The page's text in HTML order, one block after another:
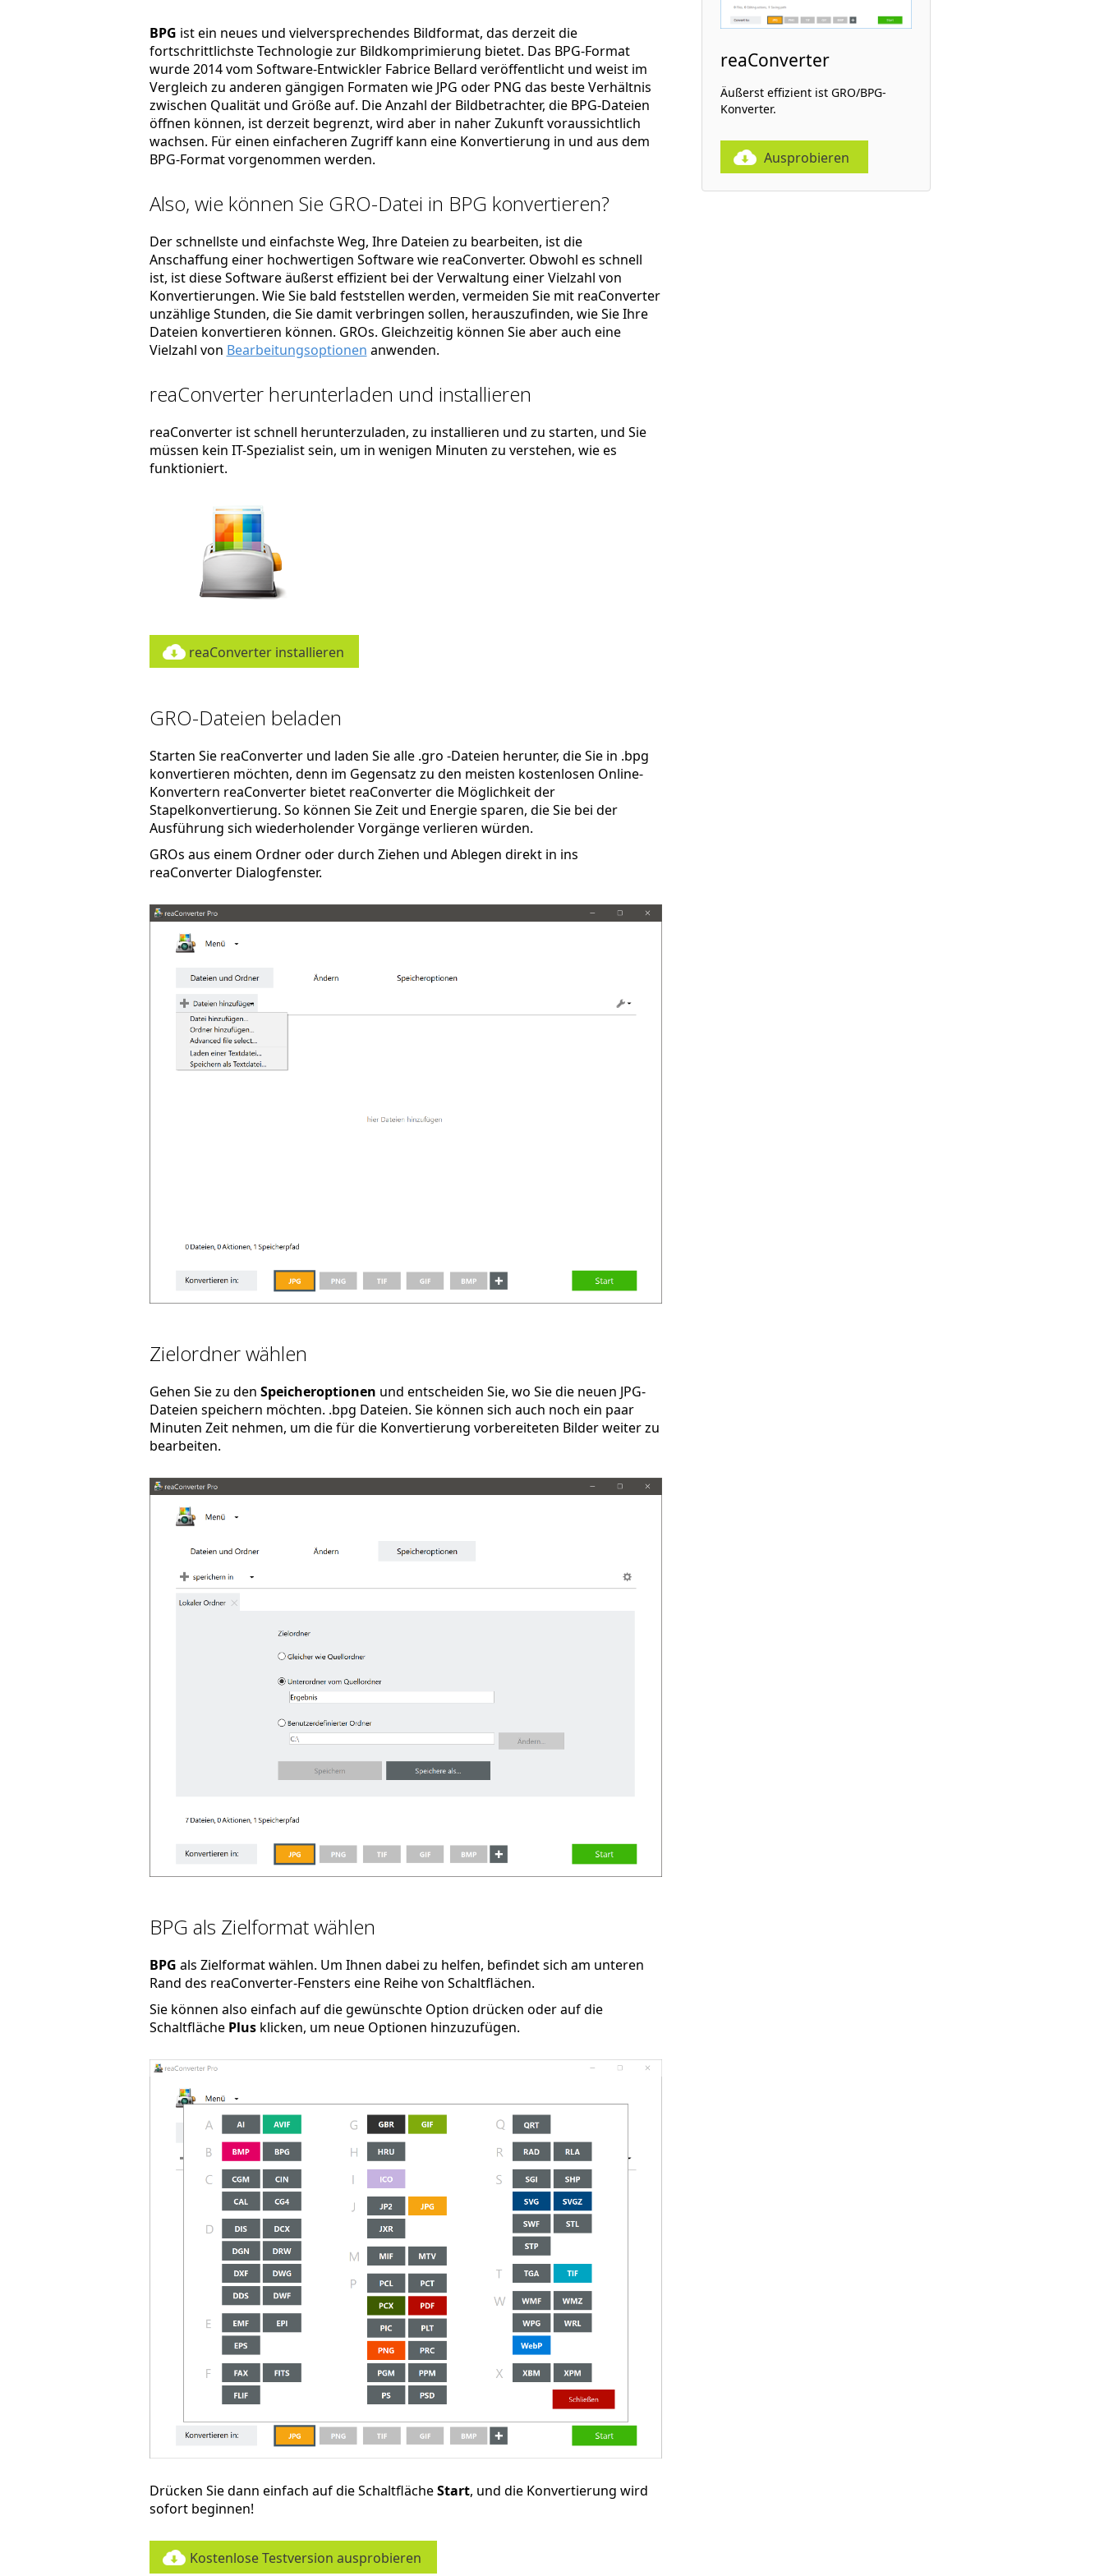
BPG ist ein neues und vielversprechendes Bildformat, das derzeit die
fortschrittlichste Technologie zur Bildkomprimierung bietet. Das BPG-Format
wurde 2014 vom Software-Entwickler Fabrice Bellard veröffentlicht und weist im
Vergleich zu anderen gängigen Formaten wie JPG oder PNG das beste Verhältnis
zwischen Qualität und Größe auf. Die Anzahl der Bildbetrachter, die BPG-Dateien
öffnen können, ist derzeit begrenzt, wird aber in naher Zukunft voraussichtlich
wachsen. Für einen einfacheren Zugriff kann eine Konvertierung in und aus dem
BPG-Format vorgenommen werden.
Also, wie können Sie GRO-Datei in BPG konvertieren?
Der schnellste und einfachste Weg, Ihre Dateien zu bearbeiten, ist die
Anschaffung einer hochwertigen Software wie reaConverter. Obwohl es schnell
ist, ist diese Software äußerst effizient bei der Verwaltung einer Vielzahl von
Konvertierungen. Wie Sie bald feststellen werden, vermeiden Sie mit reaConverter
unzählige Stunden, die Sie damit verbringen sollen, herauszufinden, wie Sie Ihre
Dateien konvertieren können. GROs. Gleichzeitig können Sie aber auch eine
Vielzahl von Bearbeitungsoptionen anwenden.
reaConverter herunterladen und installieren
reaConverter ist schnell herunterzuladen, zu installieren und zu starten, und Sie
müssen kein IT-Spezialist sein, um in wenigen Minuten zu verstehen, wie es
funktioniert.
reaConverter installieren
GRO-Dateien beladen
Starten Sie reaConverter und laden Sie alle .gro -Dateien herunter, die Sie in .bpg
konvertieren möchten, denn im Gegensatz zu den meisten kostenlosen Online-
Konvertern reaConverter bietet reaConverter die Möglichkeit der
Stapelkonvertierung. So können Sie Zeit und Energie sparen, die Sie bei der
Ausführung sich wiederholender Vorgänge verlieren würden.
GROs aus einem Ordner oder durch Ziehen und Ablegen direkt in ins
reaConverter Dialogfenster.
Zielordner wählen
Gehen Sie zu den Speicheroptionen und entscheiden Sie, wo Sie die neuen JPG-
Dateien speichern möchten. .bpg Dateien. Sie können sich auch noch ein paar
Minuten Zeit nehmen, um die für die Konvertierung vorbereiteten Bilder weiter zu
bearbeiten.
BPG als Zielformat wählen
BPG als Zielformat wählen. Um Ihnen dabei zu helfen, befindet sich am unteren
Rand des reaConverter-Fensters eine Reihe von Schaltflächen.
Sie können also einfach auf die gewünschte Option drücken oder auf die
Schaltfläche Plusklicken, um neue Optionen hinzuzufügen.
Drücken Sie dann einfach auf die SchaltflächeStart, und die Konvertierung wird
sofort beginnen!
Kostenlose Testversion ausprobieren
reaConverter
Äußerst effizient ist GRO/BPG-
Konverter.
Ausprobieren